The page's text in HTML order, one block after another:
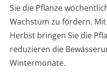
Sie die Pflanze
Wachstum zu fördern.
Herbst bringen Sie die
reduzieren die
Wintermonate.